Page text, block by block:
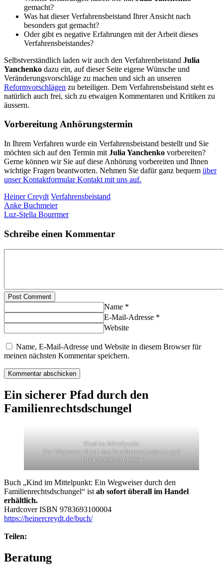
gemacht?
Was hat dieser Verfahrensbeistand Ihrer Ansicht nach
besonders gut gemacht?
Oder gibt es negative Erfahrungen mit der Arbeit dieses
Verfahrensbeistandes?
Selbstverständlich laden wir auch den Verfahrenbeistand Julia
Yanchenko dazu ein, auf dieser Seite eigene Wünsche und
Veränderungsvorschläge zu machen und sich an unseren
Reformvorschlägen zu beteiligen. Dem Verfahrensbeistand steht es
natürlich auch frei, sich zu etwaigen Kommentaren und Kritiken zu
äussern.
Vorbereitung Anhörungstermin
In Ihrem Verfahren wurde ein Verfahrensbeistand bestellt und Sie
möchten sich auf den Termin mit Julia Yanchenko vorbereiten?
Gerne können wir Sie auf diese Anhörung vorbereiten und Ihnen
wichtige Fragen beantworten. Nehmen Sie dafür ganz bequem über
unser Kontaktformular Kontakt mit uns auf.
Heiner Creydt Verfahrensbeistand
Anke Buchmeier
Luz-Stella Bourrmer
Schreibe einen Kommentar
Post Comment
Name *
E-Mail-Adresse *
Website
Name, E-Mail-Adresse und Website in diesem Browser für
meinen nächsten Kommentar speichern.
Ein sicherer Pfad durch den
Familienrechtsdschungel
Kind im Mittelpunkt
Ein Wegweiser durch den Familienrechtsdschungel
ISBN 9783693100004
Buch „Kind im Mittelpunkt: Ein Wegweiser durch den
Familienrechtsdschungel“ ist ab sofort überall im Handel
erhältlich.
Hardcover ISBN 9783693100004
https://heinercreydt.de/buch/
Teilen:
Beratung